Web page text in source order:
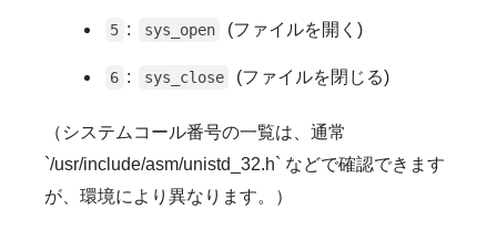
5 : sys_open (ファイルを開く)
6 : sys_close (ファイルを閉じる)
（システムコール番号の一覧は、通常
`/usr/include/asm/unistd_32.h` などで確認できます
が、環境により異なります。）